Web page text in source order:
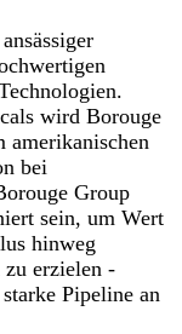
wird Borouge
amerikanischen
bei
Group
sein, um Wert
hinweg
erzielen -
Pipeline an